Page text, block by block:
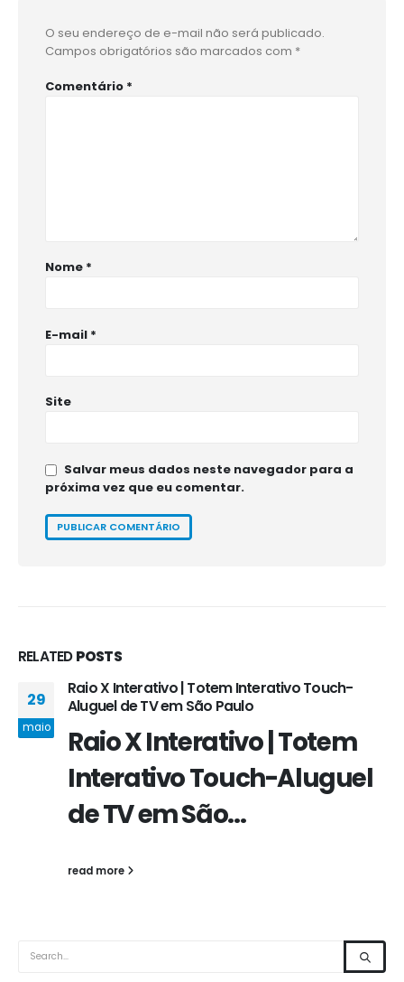
O seu endereço de e-mail não será publicado.
Campos obrigatórios são marcados com *
Comentário *
Nome *
E-mail *
Site
Salvar meus dados neste navegador para a
próxima vez que eu comentar.
RELATEDPOSTS
29
maio
Raio X Interativo | Totem Interativo Touch-
Aluguel de TV em São Paulo
Raio X Interativo | Totem
Interativo Touch-Aluguel
de TV em São...
read more